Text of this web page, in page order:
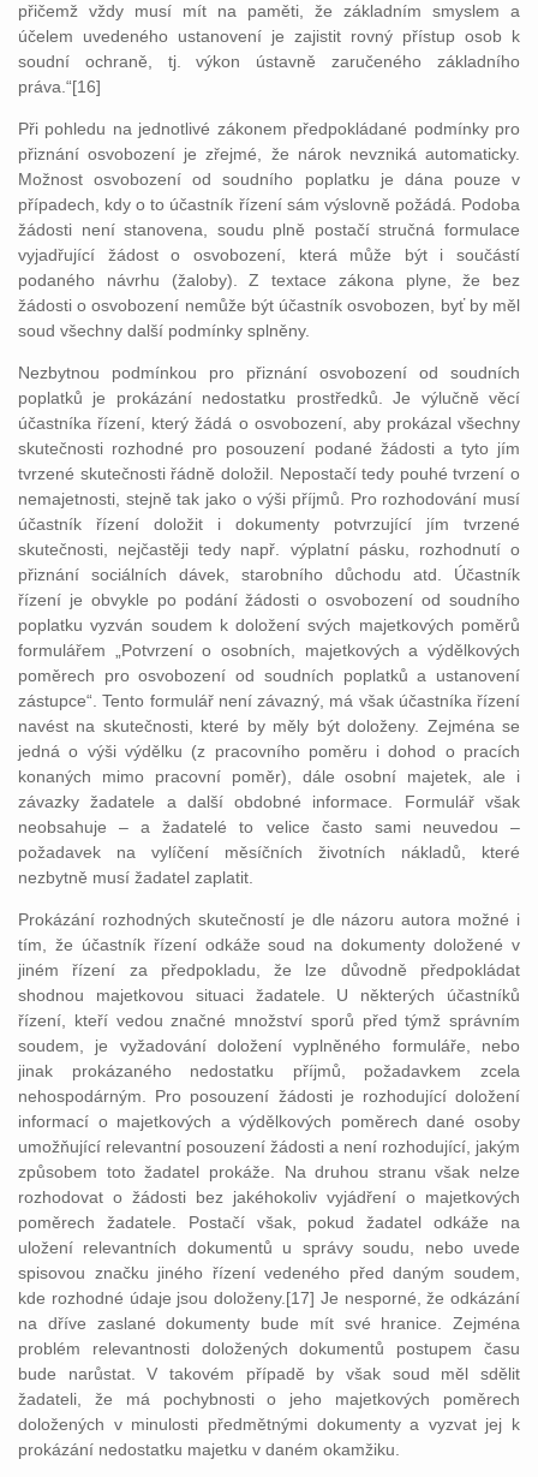
přičemž vždy musí mít na paměti, že základním smyslem a
účelem uvedeného ustanovení je zajistit rovný přístup osob k
soudní ochraně, tj. výkon ústavně zaručeného základního
práva.“[16]
Při pohledu na jednotlivé zákonem předpokládané podmínky pro
přiznání osvobození je zřejmé, že nárok nevzniká automaticky.
Možnost osvobození od soudního poplatku je dána pouze v
případech, kdy o to účastník řízení sám výslovně požádá. Podoba
žádosti není stanovena, soudu plně postačí stručná formulace
vyjadřující žádost o osvobození, která může být i součástí
podaného návrhu (žaloby). Z textace zákona plyne, že bez
žádosti o osvobození nemůže být účastník osvobozen, byť by měl
soud všechny další podmínky splněny.
Nezbytnou podmínkou pro přiznání osvobození od soudních
poplatků je prokázání nedostatku prostředků. Je výlučně věcí
účastníka řízení, který žádá o osvobození, aby prokázal všechny
skutečnosti rozhodné pro posouzení podané žádosti a tyto jím
tvrzené skutečnosti řádně doložil. Nepostačí tedy pouhé tvrzení o
nemajetnosti, stejně tak jako o výši příjmů. Pro rozhodování musí
účastník řízení doložit i dokumenty potvrzující jím tvrzené
skutečnosti, nejčastěji tedy např. výplatní pásku, rozhodnutí o
přiznání sociálních dávek, starobního důchodu atd. Účastník
řízení je obvykle po podání žádosti o osvobození od soudního
poplatku vyzván soudem k doložení svých majetkových poměrů
formulářem „Potvrzení o osobních, majetkových a výdělkových
poměrech pro osvobození od soudních poplatků a ustanovení
zástupce“. Tento formulář není závazný, má však účastníka řízení
navést na skutečnosti, které by měly být doloženy. Zejména se
jedná o výši výdělku (z pracovního poměru i dohod o pracích
konaných mimo pracovní poměr), dále osobní majetek, ale i
závazky žadatele a další obdobné informace. Formulář však
neobsahuje – a žadatelé to velice často sami neuvedou –
požadavek na vylíčení měsíčních životních nákladů, které
nezbytně musí žadatel zaplatit.
Prokázání rozhodných skutečností je dle názoru autora možné i
tím, že účastník řízení odkáže soud na dokumenty doložené v
jiném řízení za předpokladu, že lze důvodně předpokládat
shodnou majetkovou situaci žadatele. U některých účastníků
řízení, kteří vedou značné množství sporů před týmž správním
soudem, je vyžadování doložení vyplněného formuláře, nebo
jinak prokázaného nedostatku příjmů, požadavkem zcela
nehospodárným. Pro posouzení žádosti je rozhodující doložení
informací o majetkových a výdělkových poměrech dané osoby
umožňující relevantní posouzení žádosti a není rozhodující, jakým
způsobem toto žadatel prokáže. Na druhou stranu však nelze
rozhodovat o žádosti bez jakéhokoliv vyjádření o majetkových
poměrech žadatele. Postačí však, pokud žadatel odkáže na
uložení relevantních dokumentů u správy soudu, nebo uvede
spisovou značku jiného řízení vedeného před daným soudem,
kde rozhodné údaje jsou doloženy.[17] Je nesporné, že odkázání
na dříve zaslané dokumenty bude mít své hranice. Zejména
problém relevantnosti doložených dokumentů postupem času
bude narůstat. V takovém případě by však soud měl sdělit
žadateli, že má pochybnosti o jeho majetkových poměrech
doložených v minulosti předmětnými dokumenty a vyzvat jej k
prokázání nedostatku majetku v daném okamžiku.